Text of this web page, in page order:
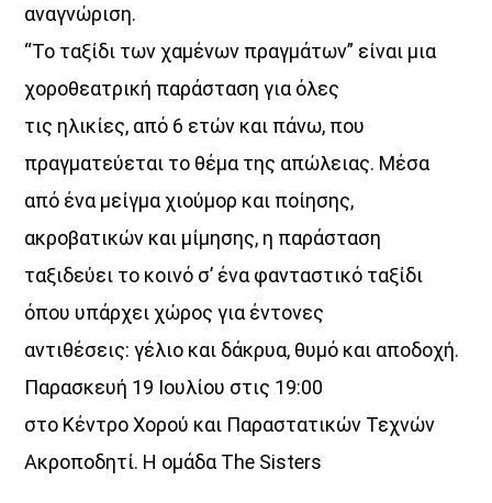
αναγνώριση.
“Το ταξίδι των χαμένων πραγμάτων” είναι μια
χορoθεατρική παράσταση για όλες
τις ηλικίες, από 6 ετών και πάνω, που
πραγματεύεται το θέμα της απώλειας. Μέσα
από ένα μείγμα χιούμορ και ποίησης,
ακροβατικών και μίμησης, η παράσταση
ταξιδεύει το κοινό σ’ ένα φανταστικό ταξίδι
όπου υπάρχει χώρος για έντονες
αντιθέσεις: γέλιο και δάκρυα, θυμό και αποδοχή.
Παρασκευή 19 Ιουλίου στις 19:00
στο Κέντρο Χορού και Παραστατικών Τεχνών
Ακροποδητί. Η ομάδα The Sisters